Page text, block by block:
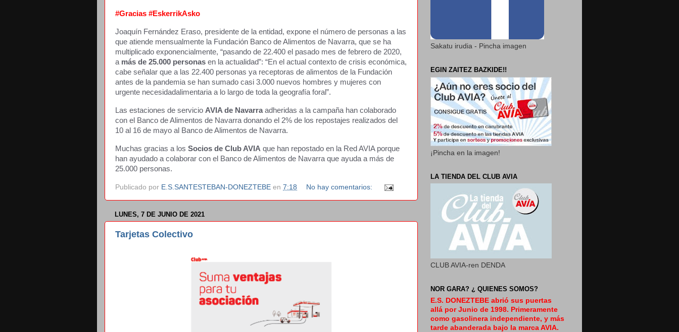
#Gracias #EskerrikAsko
Joaquín Fernández Eraso, presidente de la entidad, expone el número de personas a las
que atiende mensualmente la Fundación Banco de Alimentos de Navarra, que se ha
multiplicado exponencialmente, “pasando de 22.400 el pasado mes de febrero de 2020,
a más de 25.000 personas en la actualidad”: “En el actual contexto de crisis económica,
cabe señalar que a las 22.400 personas ya receptoras de alimentos de la Fundación
antes de la pandemia se han sumado casi 3.000 nuevos hombres y mujeres con
urgente necesidadalimentaria a lo largo de toda la geografía foral”.
Las estaciones de servicio AVIA de Navarraadheridas a la campaña han colaborado
con el Banco de Alimentos de Navarra donando el 2% de los repostajes realizados del
10 al 16 de mayo al Banco de Alimentos de Navarra.
Muchas gracias a los Socios de Club AVIA que han repostado en la Red AVIA porque
han ayudado a colaborar con el Banco de Alimentos de Navarra que ayuda a más de
25.000 personas.
Publicado por E.S.SANTESTEBAN-DONEZTEBE en 7:18 No hay comentarios:
LUNES, 7 DE JUNIO DE 2021
Tarjetas Colectivo
Sakatu irudia - Pincha imagen
EGIN ZAITEZ BAZKIDE!!
¡Pincha en la imagen!
LA TIENDA DEL CLUB AVIA
CLUB AVIA-ren DENDA
NOR GARA? ¿ QUIENES SOMOS?
E.S. DONEZTEBE abrió sus puertas
allá por Junio de 1998. Primeramente
como gasolinera independiente, y más
tarde abanderada bajo la marca AVIA.